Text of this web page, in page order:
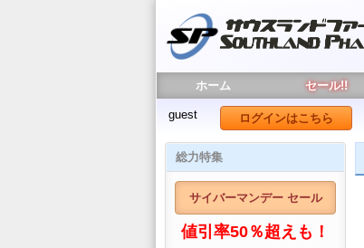
ホーム セール!!
guest ログインはこちら
総力特集
サイバーマンデー セール
値引率50％超えも！